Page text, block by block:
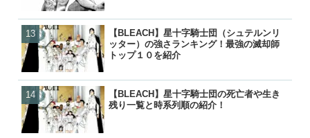
【BLEACH】星十字騎士団（シュテルンリ
ッター）の強さランキング！最強の滅却師
トップ１０を紹介
【BLEACH】星十字騎士団の死亡者や生き
残り一覧と時系列順の紹介！
【GANTZ】吸血鬼（ヴァン
は？最後はどうなったの？
【BLEACH】星十字騎士団
残り一覧と時系列順の紹介
【炎炎ノ消防隊】森羅の母
（マリクサカベ）の正体は
【GANTZ】ガンツの正体は
やセバスチャンとの関係は
【NARUTO】尾獣の能力・
後・死亡を一覧で紹介！
【GANTZ】ガンツの死亡・
覧！カタストロフィで生き